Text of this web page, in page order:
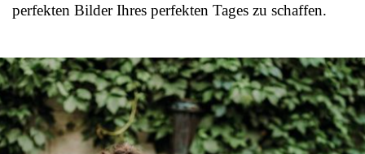
perfekten Bilder Ihres perfekten Tages zu schaffen.